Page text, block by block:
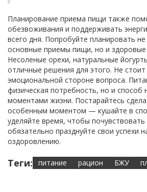
Планирование приема пищи также
обезвоживания и поддерживать
всего дня. Попробуйте планировать
основные приемы пищи, но и здоровые
Несоленые орехи, натуральные
отличные решения для этого. Не
эмоциональной стороне вопроса.
физическая потребность, но и способ
моментами жизни. Постарайтесь
особенным моментом — кушайте в
уделяйте время, чтобы
обязательно празднуйте свои успехи
оздоровлению.
Теги: питание рацион БЖУ